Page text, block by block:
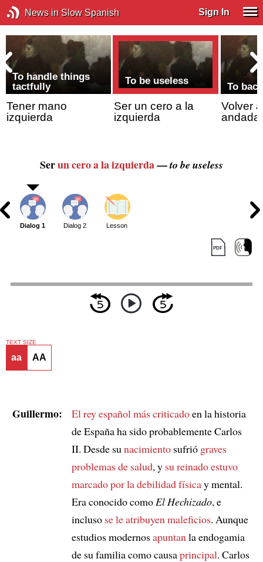
News in Slow Spanish Sign In
To handle things
tactfully
Tener mano
izquierda
To be useless
Ser un cero a la
izquierda
To
Volver
Serun ceroa la izquierda—to be useless
Dialog 1 Dialog 2 Lesson
TEXT SIZE
aa AA
Guillermo: El rey español más criticadoen la historia
de España ha sido probablemente Carlos
II. Desde su nacimientosufrió graves
problemas de salud, y su reinado estuvo
marcado por la debilidad físicay mental.
Era conocido como El Hechizado, e
incluso se le atribuyen maleficios. Aunque
estudios modernosapuntan la endogamia
de su familia como causaprincipal. Carlos